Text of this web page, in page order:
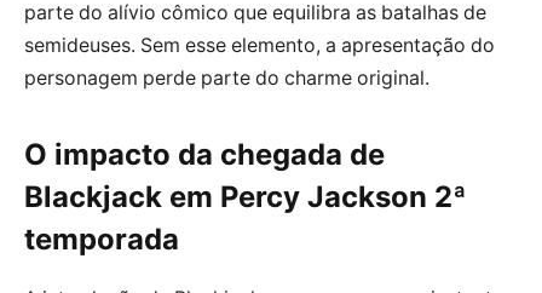
parte do alívio cômico que equilibra as batalhas de
semideuses. Sem esse elemento, a apresentação do
personagem perde parte do charme original.
O impacto da chegada de
Blackjack em Percy Jackson 2ª
temporada